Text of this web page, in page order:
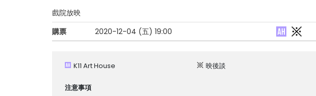
戲院放映
購票
2020-12-04 (五) 19:00
K11 Art House 映後談
注意事項